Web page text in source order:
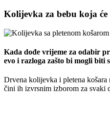
Kolijevka za bebu koja
Kada dođe vrijeme za odabir
evo i razloga zašto bi mogli biti
Drvena kolijevka i pletena
čini ih izvrsnim izborom za svaki